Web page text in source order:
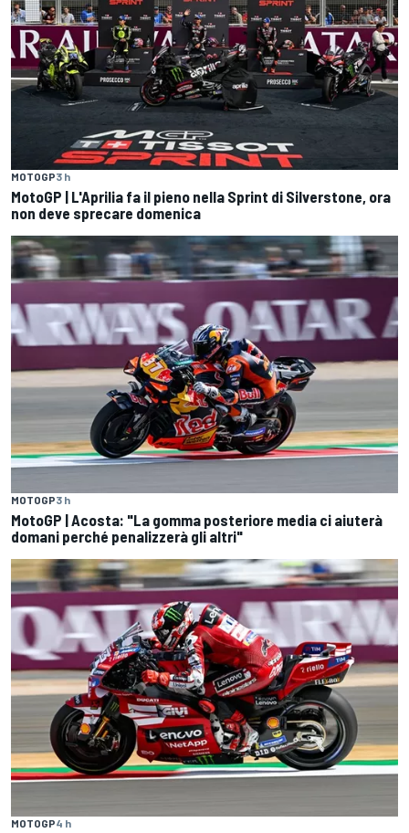
MOTOGP3 h
MotoGP | L'Aprilia fa il pieno nella Sprint di Silverstone, ora
non deve sprecare domenica
MOTOGP3 h
MotoGP | Acosta: "La gomma posteriore media ci aiuterà
domani perché penalizzerà gli altri"
MOTOGP4 h